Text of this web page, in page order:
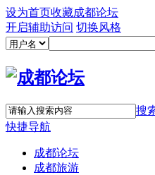
设为首页收藏成都论坛
开启辅助访问 切换风格
搜
快捷导航
成都论坛
成都旅游